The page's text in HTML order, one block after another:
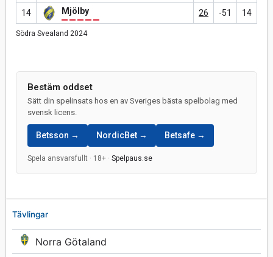
Tävlingar
Norra Götaland
14 Mjölby 26 -51 14
Södra Svealand 2024
Bestäm oddset
Sätt din spelinsats hos en av Sveriges bästa spelbolag med
svensk licens.
Betsson → NordicBet → Betsafe →
Spela ansvarsfullt · 18+ · Spelpaus.se